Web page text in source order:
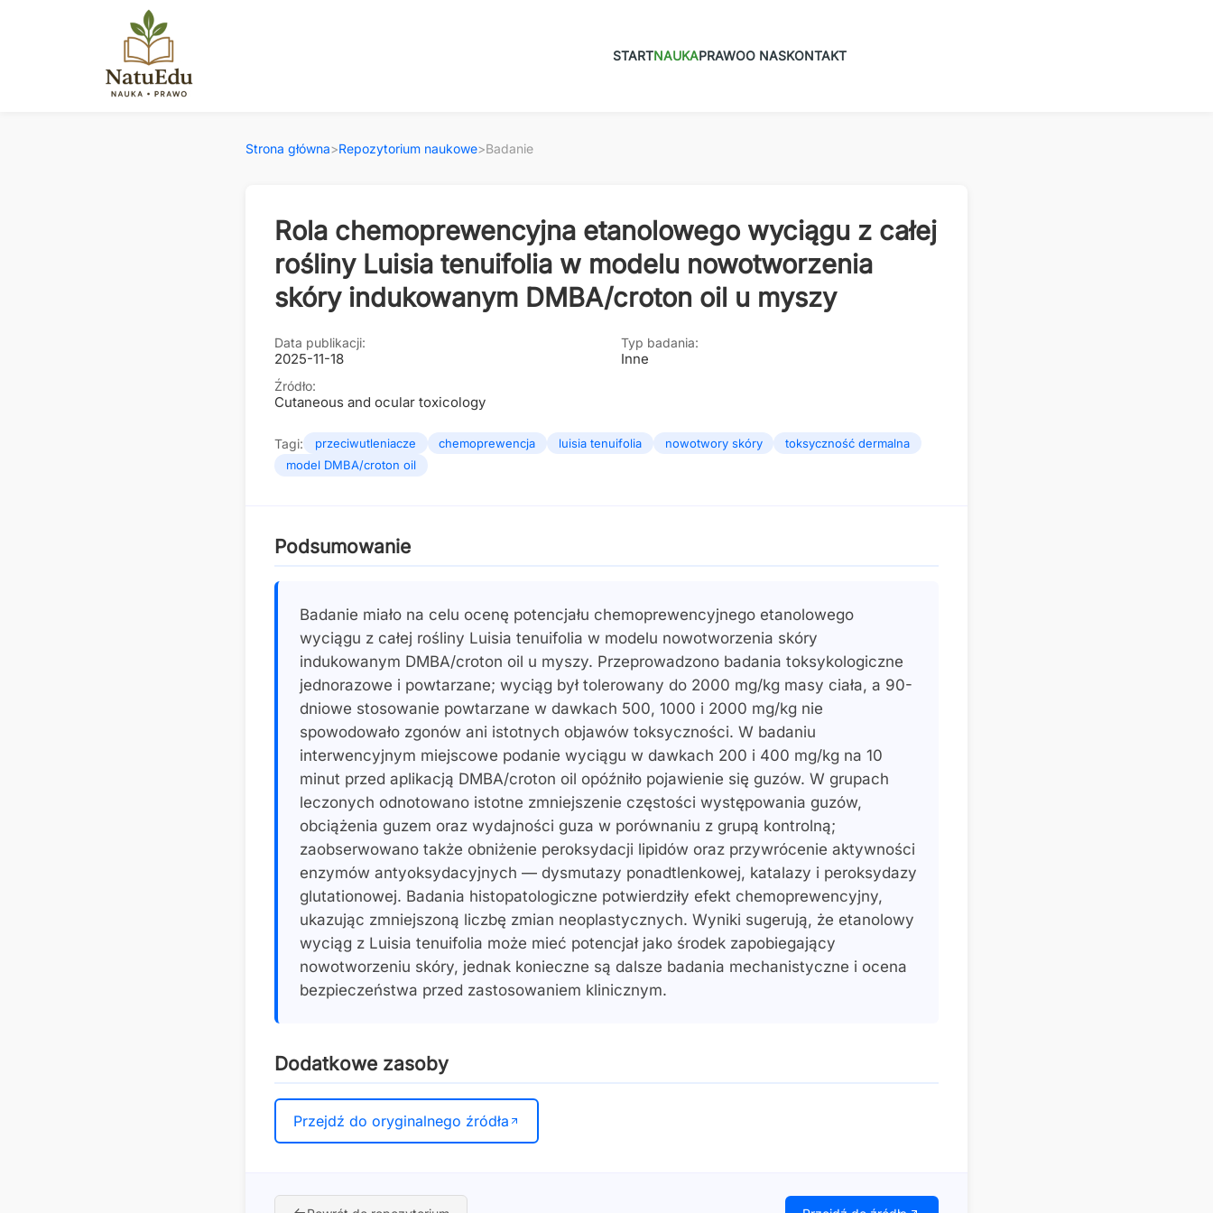
STARTNAUKAPRAWOO NASKONTAKT
Strona główna>Repozytorium naukowe>Badanie
Rola chemoprewencyjna etanolowego wyciągu z całej
rośliny Luisia tenuifolia w modelu nowotworzenia
skóry indukowanym DMBA/croton oil u myszy
Data publikacji:
2025-11-18
Typ badania:
Inne
Źródło:
Cutaneous and ocular toxicology
Tagi: przeciwutleniacze chemoprewencja luisia tenuifolia nowotwory skóry
toksyczność dermalna
model DMBA/croton oil
Podsumowanie
Badanie miało na celu ocenę potencjału chemoprewencyjnego etanolowego
wyciągu z całej rośliny Luisia tenuifolia w modelu nowotworzenia skóry
indukowanym DMBA/croton oil u myszy. Przeprowadzono badania toksykologiczne
jednorazowe i powtarzane; wyciąg był tolerowany do 2000 mg/kg masy ciała, a 90-
dniowe stosowanie powtarzane w dawkach 500, 1000 i 2000 mg/kg nie
spowodowało zgonów ani istotnych objawów toksyczności. W badaniu
interwencyjnym miejscowe podanie wyciągu w dawkach 200 i 400 mg/kg na 10
minut przed aplikacją DMBA/croton oil opóźniło pojawienie się guzów. W grupach
leczonych odnotowano istotne zmniejszenie częstości występowania guzów,
obciążenia guzem oraz wydajności guza w porównaniu z grupą kontrolną;
zaobserwowano także obniżenie peroksydacji lipidów oraz przywrócenie aktywności
enzymów antyoksydacyjnych — dysmutazy ponadtlenkowej, katalazy i peroksydazy
glutationowej. Badania histopatologiczne potwierdziły efekt chemoprewencyjny,
ukazując zmniejszoną liczbę zmian neoplastycznych. Wyniki sugerują, że etanolowy
wyciąg z Luisia tenuifolia może mieć potencjał jako środek zapobiegający
nowotworzeniu skóry, jednak konieczne są dalsze badania mechanistyczne i ocena
bezpieczeństwa przed zastosowaniem klinicznym.
Dodatkowe zasoby
Przejdź do oryginalnego źródła